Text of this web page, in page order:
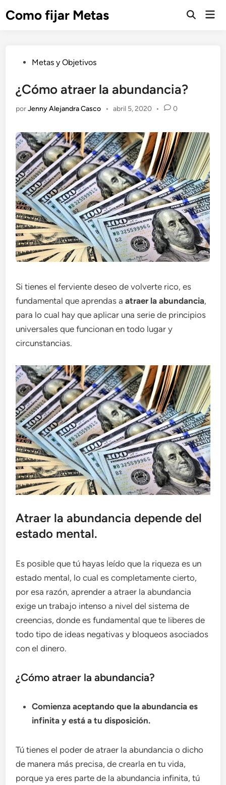
Como fijar Metas
Abrir
Publicado
Metas y Objetivos
¿Cómo atraer la abundancia?
porJenny Alejandra Casco • abril 5, 2020 • 0
Si tienes el ferviente deseo de volverte rico, es
fundamental que aprendas aatraer la abundancia,
para lo cual hay que aplicar una serie de principios
universales que funcionan en todo lugar y
circunstancias.
Atraer la abundancia depende del
estado mental.
Es posible que tú hayas leído que la riqueza es un
estado mental, lo cual es completamente cierto,
por esa razón, aprender a atraer la abundancia
exige un trabajo intenso a nivel del sistema de
creencias, donde es fundamental que te liberes de
todo tipo de ideas negativas y bloqueos asociados
con el dinero.
¿Cómo atraer la abundancia?
Comienza aceptando que la abundancia es
infinita y está a tu disposición.
Tú tienes el poder de atraer la abundancia o dicho
de manera más precisa, de crearla en tu vida,
porque ya eres parte de la abundancia infinita, tú